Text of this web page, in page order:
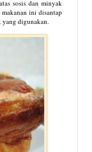
sosis dan minyak
ini disantap
yang digunakan.